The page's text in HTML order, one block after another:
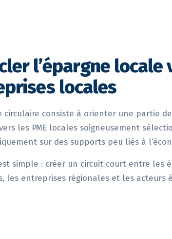
l’épargne locale
locales
circulaire consiste à orienter une partie
les PME locales soigneusement
sur des supports peu liés à
simple : créer un circuit court entre les
les entreprises régionales et les acteurs